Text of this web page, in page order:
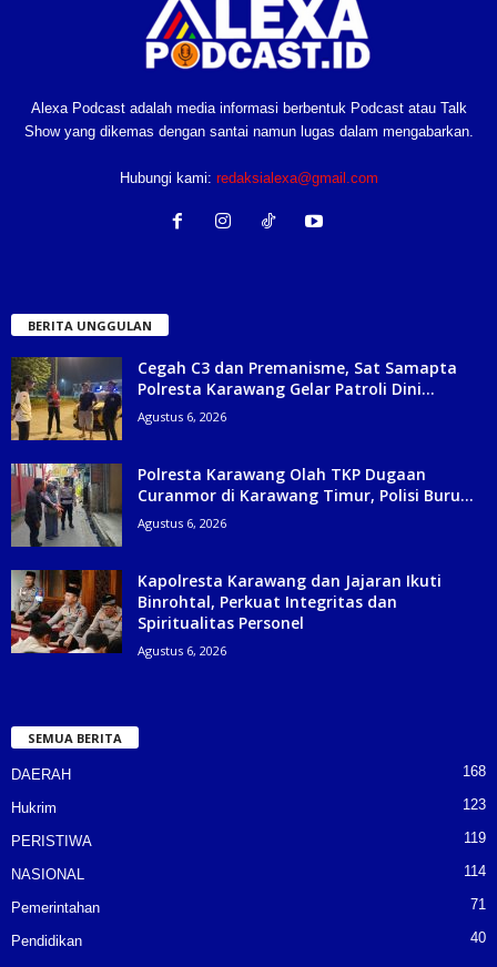
Alexa Podcast adalah media informasi berbentuk Podcast atau Talk
Show yang dikemas dengan santai namun lugas dalam mengabarkan.
Hubungi kami: redaksialexa@gmail.com
BERITA UNGGULAN
Cegah C3 dan Premanisme, Sat Samapta
Polresta Karawang Gelar Patroli Dini...
Agustus 6, 2026
Polresta Karawang Olah TKP Dugaan
Curanmor di Karawang Timur, Polisi Buru...
Agustus 6, 2026
Kapolresta Karawang dan Jajaran Ikuti
Binrohtal, Perkuat Integritas dan
Spiritualitas Personel
Agustus 6, 2026
SEMUA BERITA
DAERAH 168
Hukrim 123
PERISTIWA 119
NASIONAL 114
Pemerintahan 71
Pendidikan 40